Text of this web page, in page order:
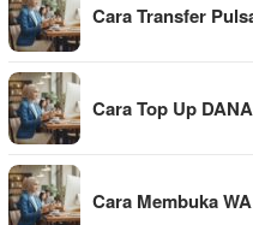
Cara Transfer
Cara Top Up
Cara Membuka